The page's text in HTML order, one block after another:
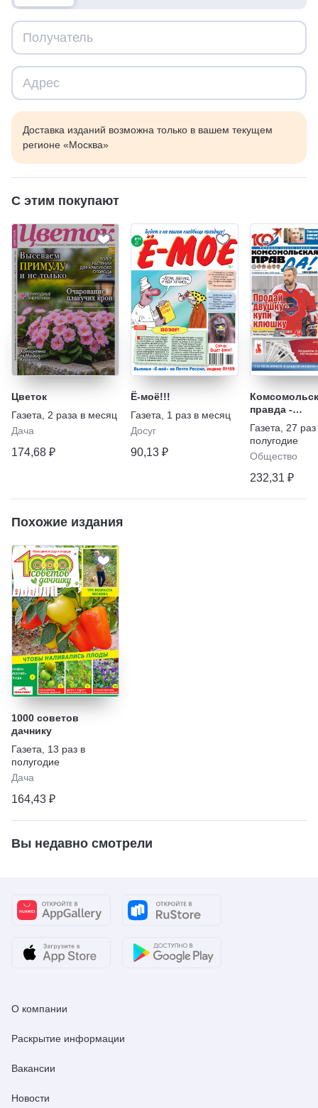
Доставка изданий возможна только в вашем текущем
регионе «Москва»
С этим покупают
Цветок
Газета
2 раза в месяц
Дача
174,68 ₽
Ё-моё!!!
Газета
1 раз в месяц
Досуг
90,13 ₽
правда -
Газета
27 раз
полугодие
Общество
232,31 ₽
Похожие издания
1000 советов
дачнику
Газета
13 раз в
полугодие
Дача
164,43 ₽
Вы недавно смотрели
О компании
Раскрытие информации
Вакансии
Новости